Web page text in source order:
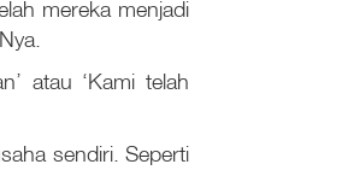
mereka menjadi
atau ‘Kami telah
sendiri. Seperti